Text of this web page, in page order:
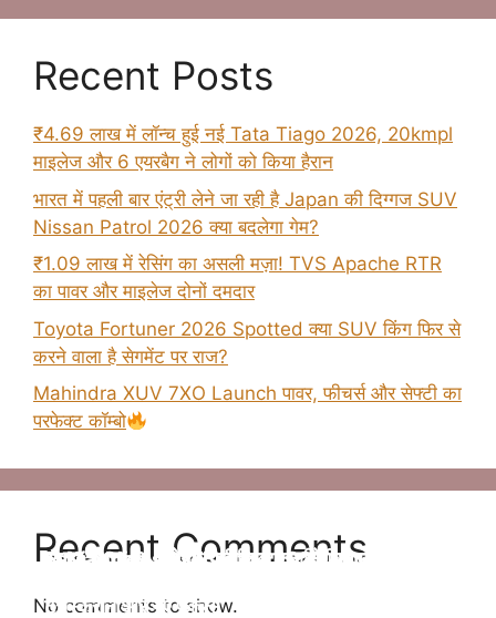
Recent Posts
₹4.69 लाख में लॉन्च हुई नई Tata Tiago 2026, 20kmpl
माइलेज और 6 एयरबैग ने लोगों को किया हैरान
भारत में पहली बार एंट्री लेने जा रही है Japan की दिग्गज SUV
Nissan Patrol 2026 क्या बदलेगा गेम?
₹1.09 लाख में रेसिंग का असली मज़ा! TVS Apache RTR
का पावर और माइलेज दोनों दमदार
Toyota Fortuner 2026 Spotted क्या SUV किंग फिर से
करने वाला है सेगमेंट पर राज?
Mahindra XUV 7XO Launch पावर, फीचर्स और सेफ्टी का
परफेक्ट कॉम्बो
Recent Comments
No comments to show.
Tata Altroz 2025 फेसलिफ्ट–जानिए क्या-क्या बदला है
टचस्क्रीन और नए फीचर्स
न्यू Maruti Suzuki Brezza 2025 अब मात्र ₹8.69
न्यू Kia Clavis सेगमेंट की बेस्ट कार होंगी जल्द लॉन्च